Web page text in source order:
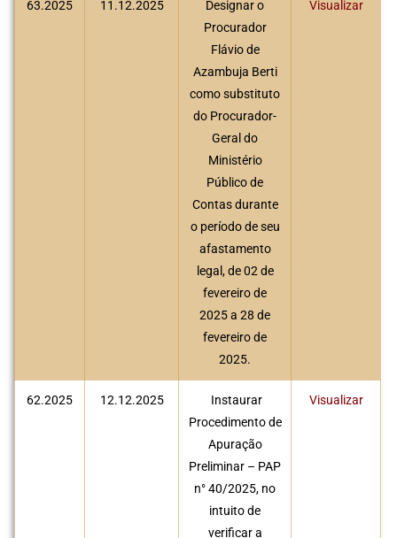
63.2025 11.12.2025
Designar o
Procurador
Flávio de
Azambuja Berti
como substituto
do Procurador-
Geral do
Ministério
Público de
Contas durante
o período de seu
afastamento
legal, de 02 de
fevereiro de
2025 a 28 de
fevereiro de
2025.
Visualizar
62.2025 12.12.2025
Instaurar
Procedimento de
Apuração
Preliminar – PAP
n° 40/2025, no
intuito de
verificar a
Visualizar